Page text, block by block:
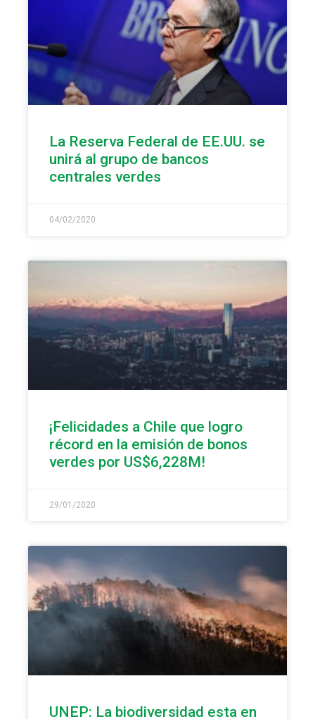
La Reserva Federal de EE.UU. se
unirá al grupo de bancos
centrales verdes
04/02/2020
¡Felicidades a Chile que logro
récord en la emisión de bonos
verdes por US$6,228M!
29/01/2020
UNEP: La biodiversidad esta en